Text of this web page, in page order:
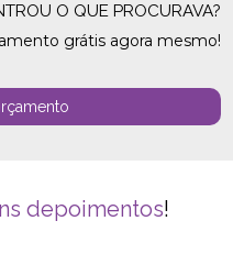
O QUE PROCURAVA?
grátis agora mesmo!
depoimentos!